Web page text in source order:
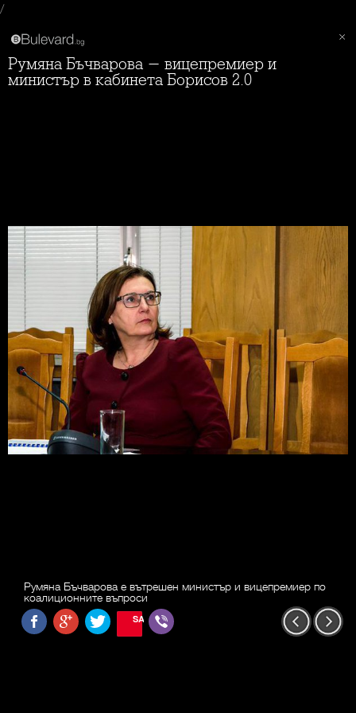
/
Румяна Бъчварова - вицепремиер и
министър в кабинета Борисов 2.0
Румяна Бъчварова е вътрешен министър и вицепремиер по
коалиционните въпроси
SAVE